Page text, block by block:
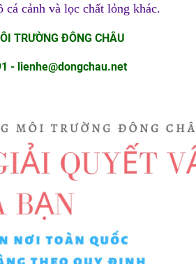
cảnh và lọc chất lỏng khác.
TRƯỜNG ĐÔNG CHÂU
- lienhe@dongchau.net